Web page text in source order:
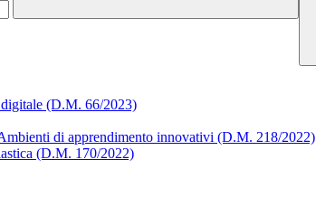
digitale (D.M. 66/2023)
di apprendimento innovativi (D.M. 218/2022)
(D.M. 170/2022)